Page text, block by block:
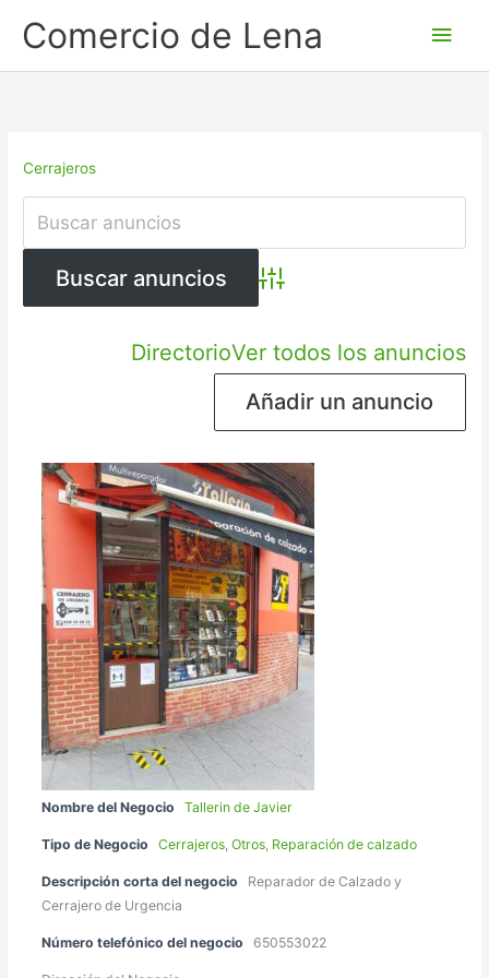
Comercio de Lena
Cerrajeros
Búsqueda avanzada
DirectorioVer todos los anuncios
Añadir un anuncio
Nombre del Negocio Tallerin de Javier
Tipo de Negocio Cerrajeros ,Otros Reparación de calzado
Descripción corta del negocio
Reparador de Calzado y
Cerrajero de Urgencia
Número telefónico del negocio 650553022